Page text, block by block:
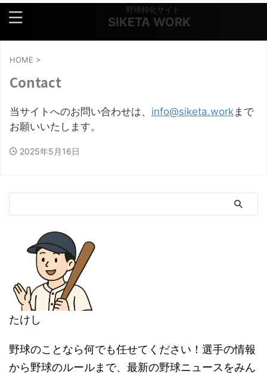
野球特化サイト
SIKETA WORK
HOME >
Contact
当サイトへのお問い合わせは、 info@siketa.workまで
お願いいたします。
2025年5月16日
たけし
野球のことなら何でも任せてください！選手の情報
から野球のルールまで、最新の野球ニュースをみん